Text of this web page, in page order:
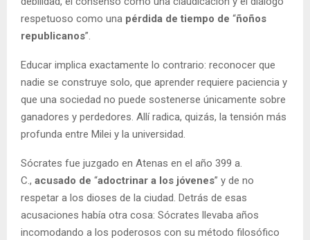
respetuoso como una pérdida de tiempo de “ñoños
republicanos”.
Educar implica exactamente lo contrario: reconocer que
nadie se construye solo, que aprender requiere paciencia y
que una sociedad no puede sostenerse únicamente sobre
ganadores y perdedores. Allí radica, quizás, la tensión más
profunda entre Milei y la universidad.
Sócrates fue juzgado en Atenas en el año 399 a.
C., acusado de “adoctrinar a los jóvenes” y de no
respetar a los dioses de la ciudad. Detrás de esas
acusaciones había otra cosa: Sócrates llevaba años
incomodando a los poderosos con su método filosófico